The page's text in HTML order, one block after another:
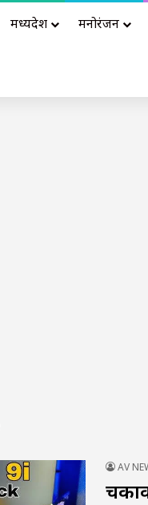
मध्यप्रदेश मनोरंजन
AV